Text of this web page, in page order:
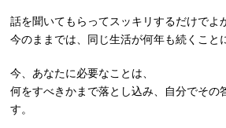
話を聞いてもらってスッキリするだけでよ
今のままでは、同じ生活が何年も続くこと
今、あなたに必要なことは、
何をすべきかまで落とし込み、自分でその
す。